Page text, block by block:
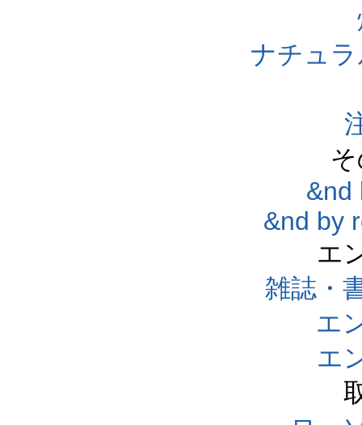
ナチュ
&nd
&nd by
エ
雑誌・
エ
エ